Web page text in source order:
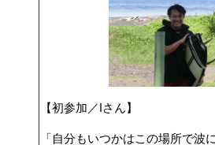
【初参加／Iさん】
「自分もいつかはこの場所で波